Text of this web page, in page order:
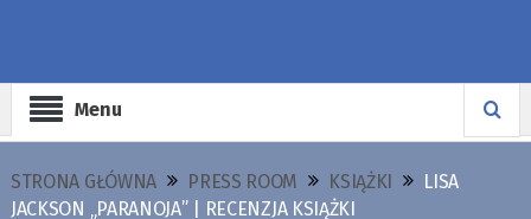
Menu
STRONA GŁÓWNA PRESS ROOM KSIĄŻKI
LISA
JACKSON „PARANOJA” | RECENZJA KSIĄŻKI